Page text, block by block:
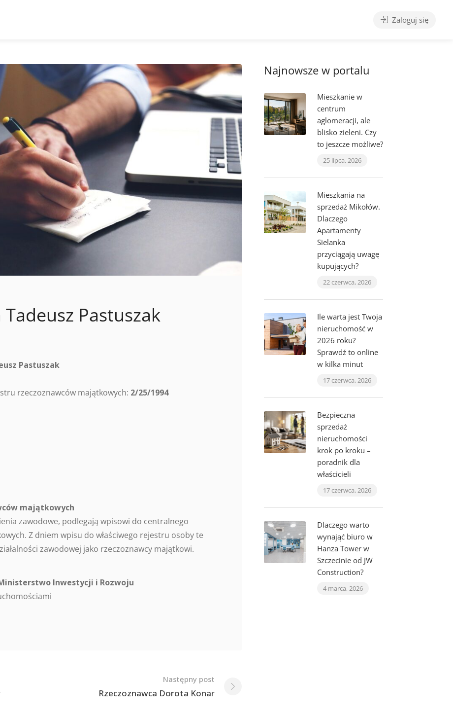
Zaloguj się
Tadeusz Pastuszak
Pastuszak
rzeczoznawców majątkowych: 2/25/1994
majątkowych
zawodowe, podlegają wpisowi do centralnego
Z dniem wpisu do właściwego rejestru osoby te
zawodowej jako rzeczoznawcy majątkowi.
Inwestycji i Rozwoju
Następny post
Rzeczoznawca Dorota Konar
Najnowsze w portalu
Mieszkanie w
centrum
aglomeracji, ale
blisko zieleni. Czy
to jeszcze możliwe?
25 lipca, 2026
Mieszkania na
sprzedaż Mikołów.
Dlaczego
Apartamenty
Sielanka
przyciągają uwagę
kupujących?
22 czerwca, 2026
Ile warta jest Twoja
nieruchomość w
2026 roku?
Sprawdź to online
w kilka minut
17 czerwca, 2026
Bezpieczna
sprzedaż
nieruchomości
krok po kroku –
poradnik dla
właścicieli
17 czerwca, 2026
Dlaczego warto
wynająć biuro w
Hanza Tower w
Szczecinie od JW
Construction?
4 marca, 2026